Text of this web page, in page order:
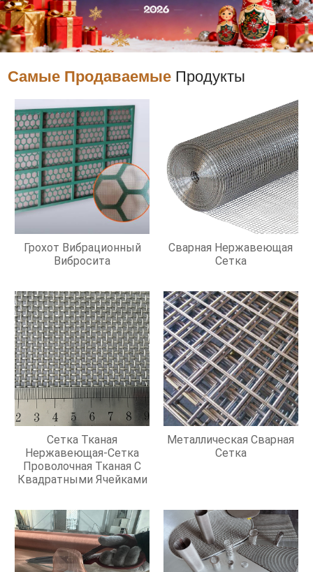
Самые Продаваемые Продукты
Грохот Вибрационный
Вибросита
Сварная Нержавеющая
Сетка
Сетка Тканая
Нержавеющая-Сетка
Проволочная Тканая С
Квадратными Ячейками
Металлическая Сварная
Сетка